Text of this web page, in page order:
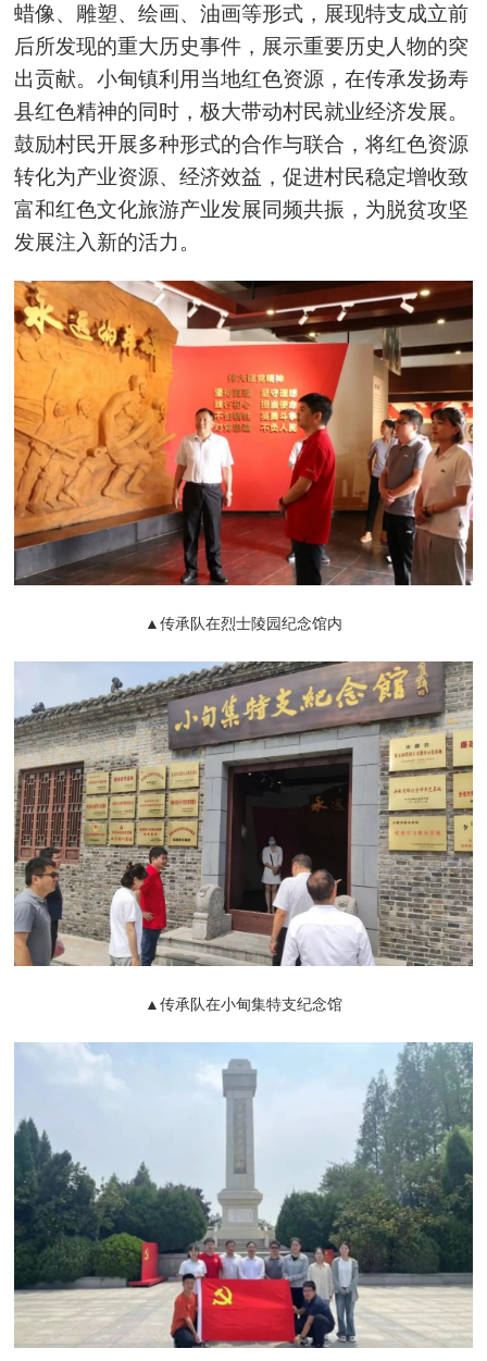
蜡像、雕塑、绘画、油画等形式，展现特支成立前
后所发现的重大历史事件，展示重要历史人物的突
出贡献。小甸镇利用当地红色资源，在传承发扬寿
县红色精神的同时，极大带动村民就业经济发展。
鼓励村民开展多种形式的合作与联合，将红色资源
转化为产业资源、经济效益，促进村民稳定增收致
富和红色文化旅游产业发展同频共振，为脱贫攻坚
发展注入新的活力。
▲传承队在烈士陵园纪念馆内
▲传承队在小甸集特支纪念馆